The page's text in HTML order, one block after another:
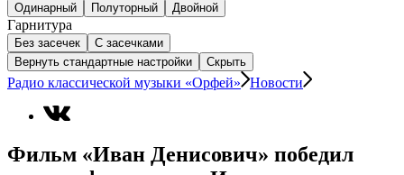
Одинарный Полуторный Двойной
Гарнитура
Без засечек
С засечками
Вернуть стандартные настройки
Скрыть
Радио классической музыки «Орфей» Новости
Фильм «Иван Денисович» победил